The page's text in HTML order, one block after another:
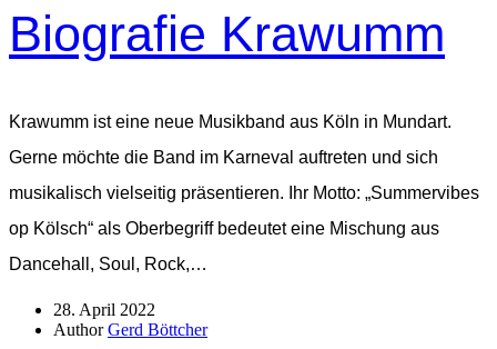
Biografie Krawumm
Krawumm ist eine neue Musikband aus Köln in Mundart.
Gerne möchte die Band im Karneval auftreten und sich
musikalisch vielseitig präsentieren. Ihr Motto: „Summervibes
op Kölsch“ als Oberbegriff bedeutet eine Mischung aus
Dancehall, Soul, Rock,…
28. April 2022
AuthorGerd Böttcher